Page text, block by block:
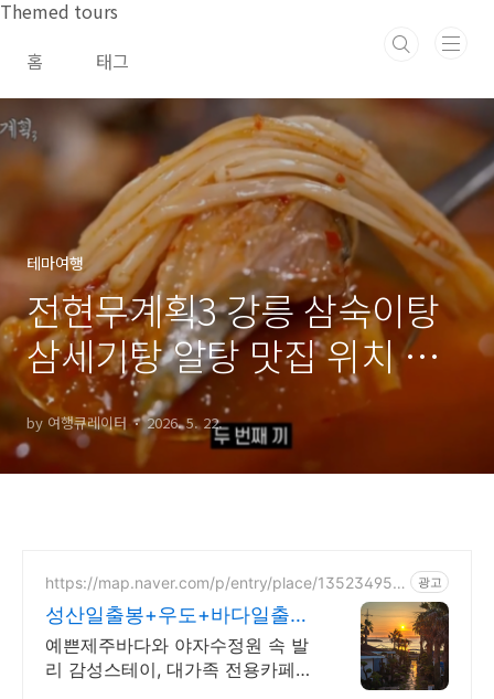
본문 바로가기
Themed tours
홈
태그
테마여행
전현무계획3 강릉 삼숙이탕
삼세기탕 알탕 맛집 위치 및
방문팁 feat. 빨간맛특집
by 여행큐레이터 2026. 5. 22.
https://map.naver.com/p/entry/place/135234957
광고
성산일출봉+우도+바다일출뷰
제주 속 발리, 오션뷰끝판왕
예쁜제주바다와 야자수정원 속 발
리 감성스테이, 대가족 전용카페에